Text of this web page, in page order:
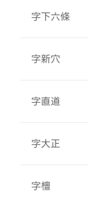
字下六條
字新穴
字直道
字大正
字檀